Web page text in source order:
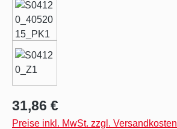
Regulärer Preis:
31,86 €
Preise inkl. MwSt. zzgl. Versandkosten